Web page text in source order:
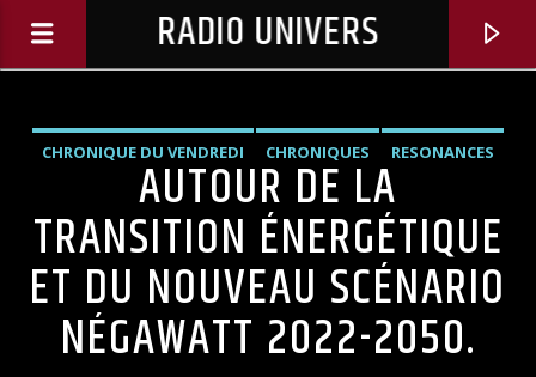
RADIO UNIVERS
CHRONIQUE DU VENDREDI CHRONIQUES RESONANCES
AUTOUR DE LA
TRANSITION ÉNERGÉTIQUE
ET DU NOUVEAU SCÉNARIO
NÉGAWATT 2022-2050.